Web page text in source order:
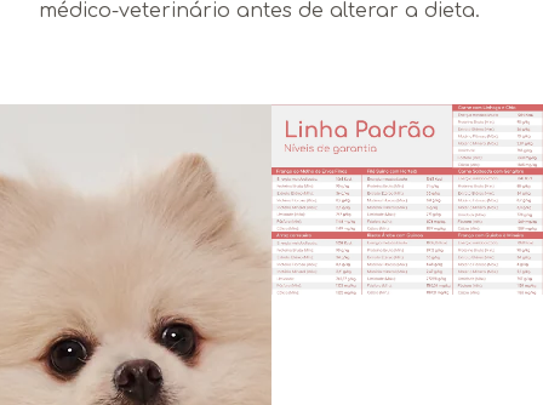
médico-veterinário antes de alterar a dieta.